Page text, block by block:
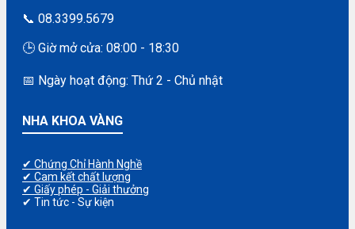
📞 08.3399.5679
🕒 Giờ mở cửa: 08:00 - 18:30
📅 Ngày hoạt động: Thứ 2 - Chủ nhật
NHA KHOA VÀNG
✔ Chứng Chỉ Hành Nghề
✔ Cam kết chất lượng
✔ Giấy phép - Giải thưởng
✔ Tin tức - Sự kiện